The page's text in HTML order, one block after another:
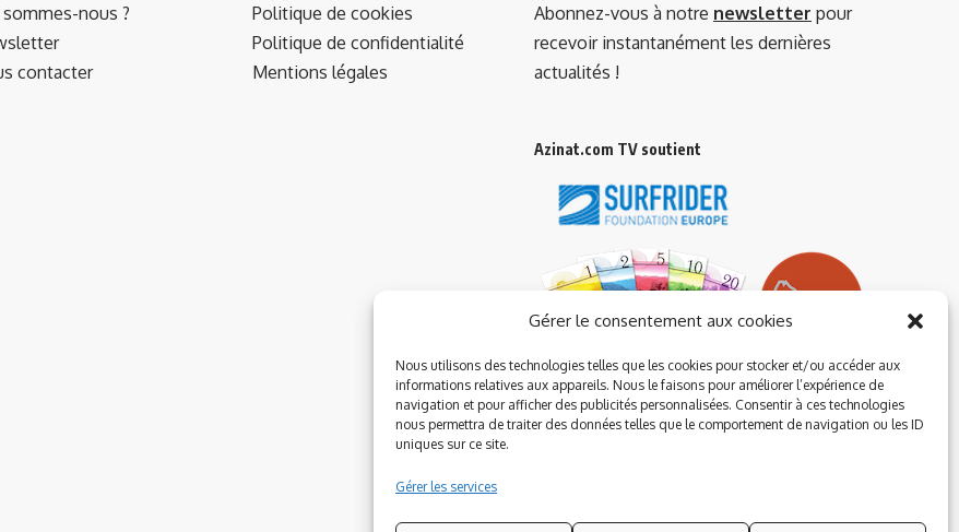
Gérer le consentement aux cookies
Nous utilisons des technologies telles que les cookies pour stocker et/ou accéder aux
informations relatives aux appareils. Nous le faisons pour améliorer l’expérience de
navigation et pour afficher des publicités personnalisées. Consentir à ces technologies
nous permettra de traiter des données telles que le comportement de navigation ou les ID
uniques sur ce site.
Gérer les services
nous ?
contacter
Politique de cookies
Politique de confidentialité
Mentions légales
Abonnez-vous à notre newsletter pour
recevoir instantanément les dernières
actualités !
Azinat.com TV soutient